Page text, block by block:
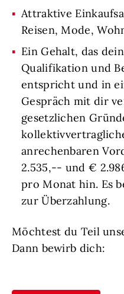
Attraktive
Reisen, Mode,
Ein Gehalt, das
Qualifikation und
entspricht und in
Gespräch mit dir
gesetzlichen
anrechenbaren
2.535,-- und €
pro Monat hin. Es
zur Überzahlung.
Möchtest du Teil
Dann bewirb dich: